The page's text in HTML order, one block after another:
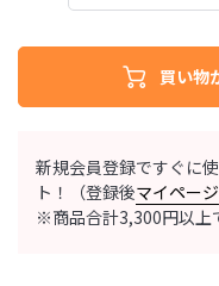
新規会員登録ですぐに
ト！（登録後マイページ
※商品合計3,300円以上